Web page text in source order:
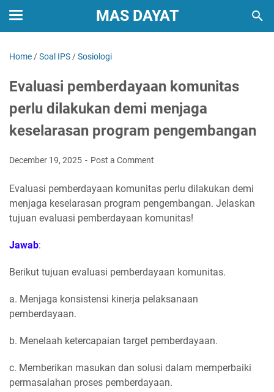
MAS DAYAT
Home /Soal IPS /Sosiologi
Evaluasi pemberdayaan komunitas
perlu dilakukan demi menjaga
keselarasan program pengembangan
December 19, 2025 Post a Comment
Evaluasi pemberdayaan komunitas perlu dilakukan demi
menjaga keselarasan program pengembangan. Jelaskan
tujuan evaluasi pemberdayaan komunitas!
Jawab:
Berikut tujuan evaluasi pemberdayaan komunitas.
a. Menjaga konsistensi kinerja pelaksanaan
pemberdayaan.
b. Menelaah ketercapaian target pemberdayaan.
c. Memberikan masukan dan solusi dalam memperbaiki
permasalahan proses pemberdayaan.